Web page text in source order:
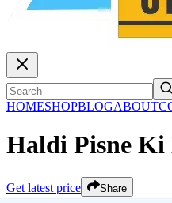
HOMESHOPBLOGABOUT
Haldi Pisne Ki
Get latest price Share